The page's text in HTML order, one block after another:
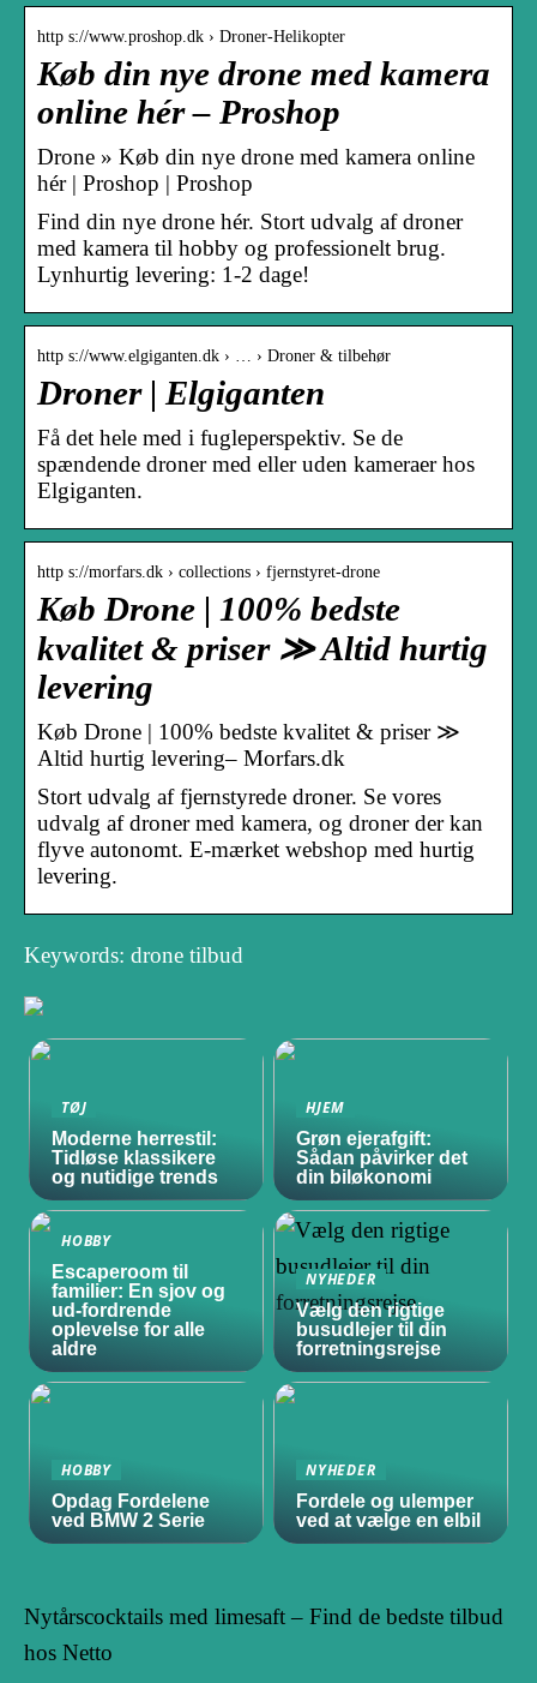
http s://www.proshop.dk › Droner-Helikopter
Køb din nye drone med kamera
online hér – Proshop
Drone » Køb din nye drone med kamera online
hér | Proshop | Proshop
Find din nye drone hér. Stort udvalg af droner
med kamera til hobby og professionelt brug.
Lynhurtig levering: 1-2 dage!
http s://www.elgiganten.dk › … › Droner & tilbehør
Droner | Elgiganten
Få det hele med i fugleperspektiv. Se de
spændende droner med eller uden kameraer hos
Elgiganten.
http s://morfars.dk › collections › fjernstyret-drone
Køb Drone | 100% bedste
kvalitet & priser ≫ Altid hurtig
levering
Køb Drone | 100% bedste kvalitet & priser ≫
Altid hurtig levering– Morfars.dk
Stort udvalg af fjernstyrede droner. Se vores
udvalg af droner med kamera, og droner der kan
flyve autonomt. E-mærket webshop med hurtig
levering.
Keywords: drone tilbud
TØJ
Moderne herrestil:
Tidløse klassikere
og nutidige trends
HJEM
Grøn ejerafgift:
Sådan påvirker det
din biløkonomi
HOBBY
Escaperoom til
familier: En sjov og
ud-fordrende
oplevelse for alle
aldre
NYHEDER
Vælg den rigtige
busudlejer til din
forretningsrejse
HOBBY
Opdag Fordelene
ved BMW 2 Serie
NYHEDER
Fordele og ulemper
ved at vælge en elbil
Nytårscocktails med limesaft – Find de bedste tilbud
hos Netto